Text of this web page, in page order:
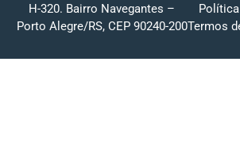
H-320. Bairro Navegantes –
Porto Alegre/RS, CEP 90240-200Termos